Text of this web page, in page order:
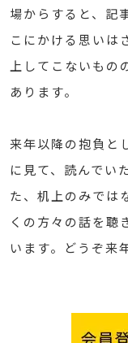
場からすると、記
こにかける思いは
上してこないもの
あります。
来年以降の抱負と
に見て、読んでい
た、机上のみでは
くの方々の話を聴
います。どうぞ来